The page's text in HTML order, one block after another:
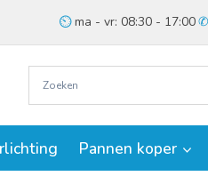
ma - vr: 08:30 - 17:00
Pannen koper